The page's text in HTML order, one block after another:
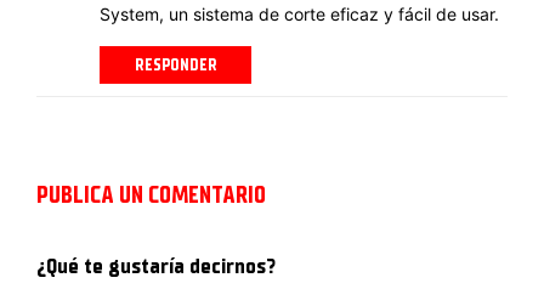
System, un sistema de corte eficaz y fácil de usar.
RESPONDER
PUBLICA UN COMENTARIO
¿Qué te gustaría decirnos?